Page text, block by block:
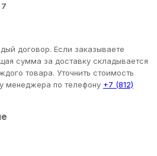
договор. Если заказываете
сумма за доставку складывается
товара. Уточнить стоимость
менеджера по телефону +7 (812)